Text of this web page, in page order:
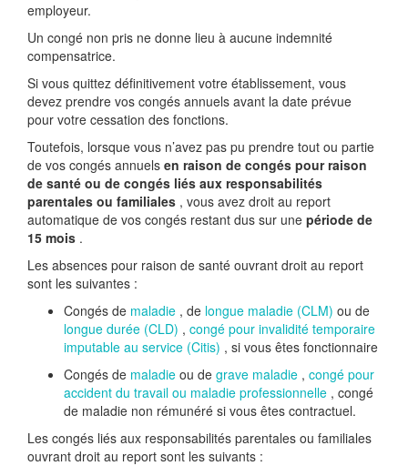
employeur.
Un congé non pris ne donne lieu à aucune indemnité
compensatrice.
Si vous quittez définitivement votre établissement, vous
devez prendre vos congés annuels avant la date prévue
pour votre cessation des fonctions.
Toutefois, lorsque vous n’avez pas pu prendre tout ou partie
de vos congés annuels en raison de congés pour raison
de santé ou de congés liés aux responsabilités
parentales ou familiales , vous avez droit au report
automatique de vos congés restant dus sur une période de
15 mois .
Les absences pour raison de santé ouvrant droit au report
sont les suivantes :
Congés de maladie , de longue maladie (CLM) ou de
longue durée (CLD) , congé pour invalidité temporaire
imputable au service (Citis) , si vous êtes fonctionnaire
Congés de maladie ou de grave maladie , congé pour
accident du travail ou maladie professionnelle , congé
de maladie non rémunéré si vous êtes contractuel.
Les congés liés aux responsabilités parentales ou familiales
ouvrant droit au report sont les suivants :